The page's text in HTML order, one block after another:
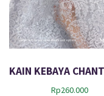
Rp260.000